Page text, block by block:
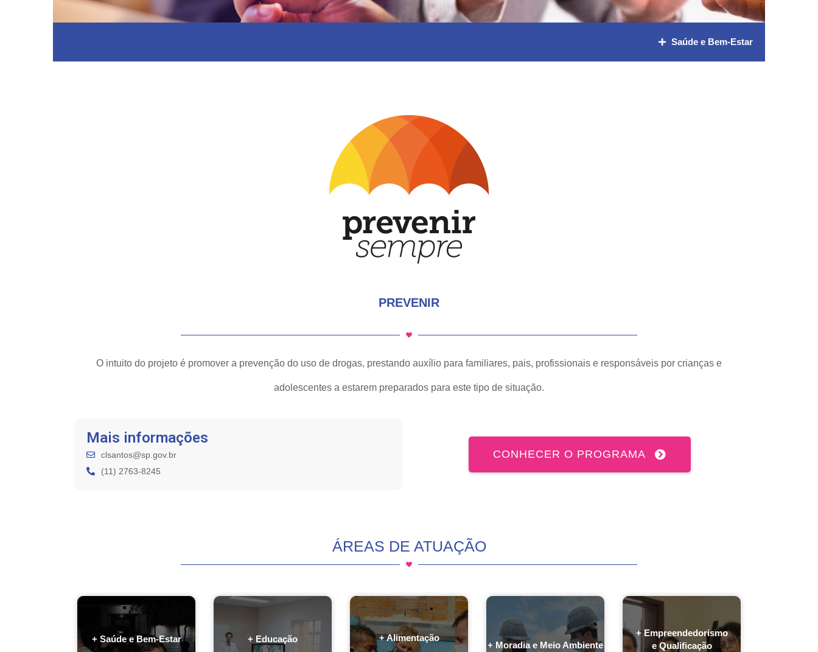
Saúde e Bem-Estar
PREVENIR
O intuito do projeto é promover a prevenção do uso de drogas, prestando auxílio para familiares, pais, profissionais e responsáveis por crianças e
adolescentes a estarem preparados para este tipo de situação.
Mais informações
clsantos@sp.gov.br
(11) 2763-8245
CONHECER O PROGRAMA
ÁREAS DE ATUAÇÃO
+ Saúde e Bem-Estar + Educação + Alimentação
+ Moradia e Meio Ambiente
+ Empreendedorismo
e Qualificação